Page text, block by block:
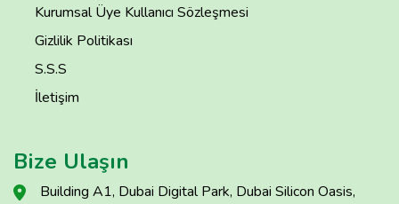
Kurumsal Üye Kullanıcı Sözleşmesi
Gizlilik Politikası
S.S.S
İletişim
Bize Ulaşın
Building A1, Dubai Digital Park, Dubai Silicon Oasis,